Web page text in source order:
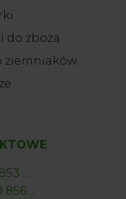
do zboża
ziemniaków
...
...